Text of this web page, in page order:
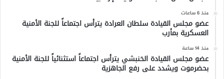
منذ 6 ساعات
عضو مجلس القيادة سلطان العرادة يترأس اجتماعاً للجنة الأمنية
العسكرية بمأرب
منذ 14 ساعة
عضو مجلس القيادة الخنبشي يترأس اجتماعاً استثنائياً للجنة الأمنية
بحضرموت ويشدد على رفع الجاهزية